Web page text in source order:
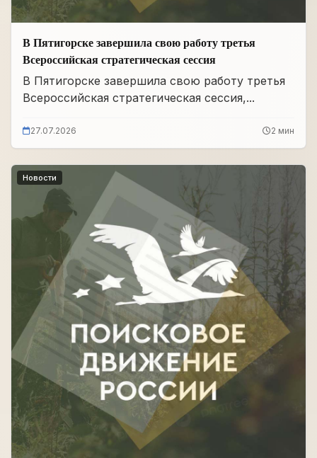
В Пятигорске завершила свою работу третья
Всероссийская стратегическая сессия
В Пятигорске завершила свою работу третья
Всероссийская стратегическая сессия,...
27.07.2026 2 мин
Новости